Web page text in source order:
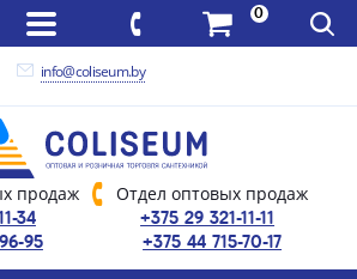
0
info@coliseum.by
продаж
34
95
Отдел оптовых продаж
+375 29 321-11-11
+375 44 715-70-17